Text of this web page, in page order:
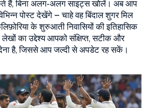
हैं, बिना अलग‑अलग साइट्स खोलें। अब आप
पोस्ट देखेंगे – चाहे वह बिंदाल शुगर मिल
के शुरुआती निवासियों की इतिहासिक
का उद्देश्य आपको संक्षिप्त, सटीक और
है, जिससे आप जल्दी से अपडेट रह सकें।